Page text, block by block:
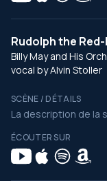
Rudolph the
Billy May and His
vocal by Alvin Stoller
SCÈNE / DÉTAILS
La description de la
ÉCOUTER SUR